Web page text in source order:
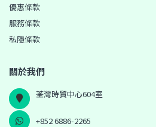
優惠條款
服務條款
私隱條款
關於我們
荃灣時貿中心604室
+852 6886-2265